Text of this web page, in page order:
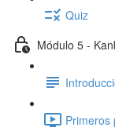
Quiz
Módulo 5 -
Primeros